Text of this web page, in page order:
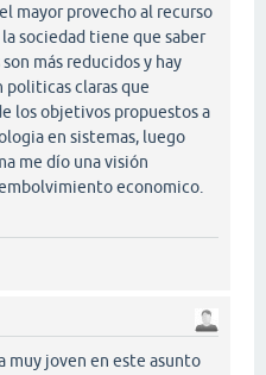
mayor provecho al recurso
sociedad tiene que saber
más reducidos y hay
claras que
los objetivos propuestos a
en sistemas, luego
me dío una visión
economico.
muy joven en este asunto